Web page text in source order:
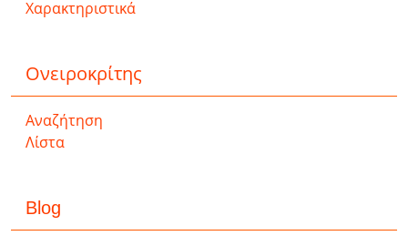
Χαρακτηριστικά
Ονειροκρίτης
Αναζήτηση
Λίστα
Blog